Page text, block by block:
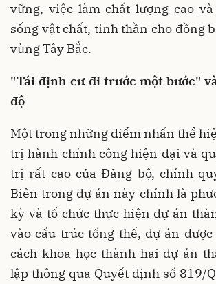
vững, việc làm chất lượng cao
sống vật chất, tinh thần cho đồng
vùng Tây Bắc.
"Tái định cư đi trước một bước"
độ
Một trong những điểm nhấn thể
trị hành chính công hiện đại và
trị rất cao của Đảng bộ, chính
Biên trong dự án này chính là
kỳ và tổ chức thực hiện dự án
vào cấu trúc tổng thể, dự án
cách khoa học thành hai dự án
lập thông qua Quyết định số 819/